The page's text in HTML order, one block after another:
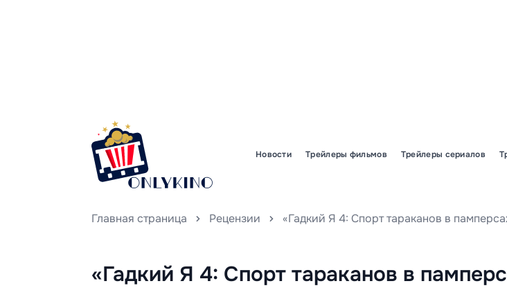
Новости Трейлеры фильмов Трейлеры сериалов
Главная страница Рецензии «Гадкий Я 4: Спорт тараканов в
«Гадкий Я 4: Спорт тараканов в